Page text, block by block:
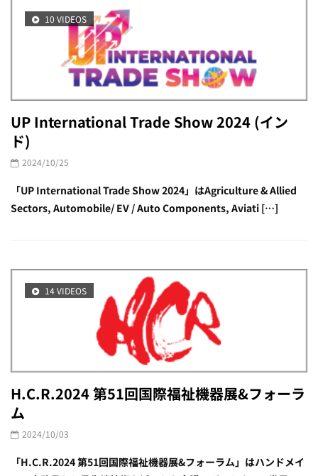
10 VIDEOS
UP International Trade Show 2024 (イン
ド)
2024/10/25
「UP International Trade Show 2024」はAgriculture & Allied
Sectors, Automobile/ EV / Auto Components, Aviati […]
14 VIDEOS
H.C.R.2024 第51回国際福祉機器展&フォーラ
ム
2024/10/03
「H.C.R.2024 第51回国際福祉機器展&フォーラム」はハンドメイ